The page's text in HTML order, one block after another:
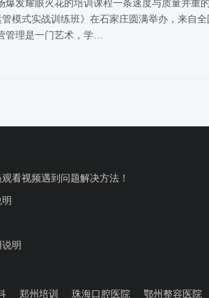
发耀眼火花的培训课程一条速度与质量并重
模式实战训练班》在石家庄圆满举办，来自全
管理是一门艺术，学…
看视频遇到问题解决方法！
明
郑州培训 珠海口腔医院 鄂州整容医院